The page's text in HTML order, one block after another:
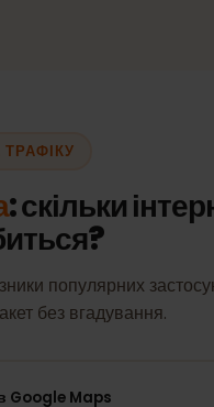
: скільки
популярних
без вгадування.
Google Maps